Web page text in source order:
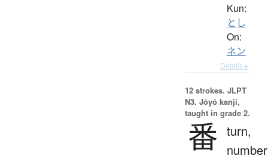
Kun:
とし
On:
ネン
Details ▸
12 strokes. JLPT
N3. Jōyō kanji,
taught in grade 2.
番 turn,
number